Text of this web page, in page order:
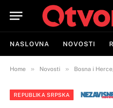
NASLOVNA NOVOSTI
Home » Novosti » Bosna i
REPUBLIKA SRPSKA